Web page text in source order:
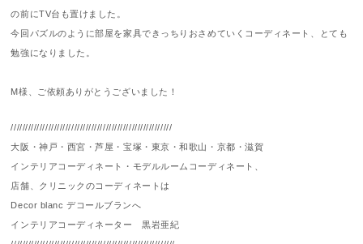
の前にTV台も置けました。
今回パズルのように部屋を家具できっちりおさめていくコーディネート、とても
勉強になりました。
M様、ご依頼ありがとうございました！
////////////////////////////////////////////////////////
大阪・神戸・西宮・芦屋・宝塚・東京・和歌山・京都・滋賀
インテリアコーディネート・モデルルームコーディネート、
店舗、クリニックのコーディネートは
Decor blanc デコールブランへ
インテリアコーディネーター 黒岩亜紀